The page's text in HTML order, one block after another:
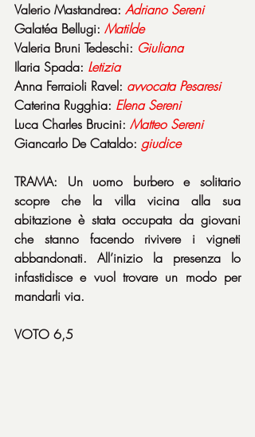
Valerio Mastandrea: Adriano Sereni
Galatéa Bellugi: Matilde
Valeria Bruni Tedeschi: Giuliana
Ilaria Spada: Letizia
Anna Ferraioli Ravel: avvocata Pesaresi
Caterina Rugghia: Elena Sereni
Luca Charles Brucini: Matteo Sereni
Giancarlo De Cataldo: giudice
TRAMA: Un uomo burbero e solitario
scopre che la villa vicina alla sua
abitazione è stata occupata da giovani
che stanno facendo rivivere i vigneti
abbandonati. All’inizio la presenza lo
infastidisce e vuol trovare un modo per
mandarli via.
VOTO 6,5